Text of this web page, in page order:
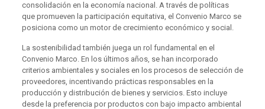
consolidación en la economía nacional. A través de políticas
que promueven la participación equitativa, el Convenio Marco se
posiciona como un motor de crecimiento económico y social.
La sostenibilidad también juega un rol fundamental en el
Convenio Marco. En los últimos años, se han incorporado
criterios ambientales y sociales en los procesos de selección de
proveedores, incentivando prácticas responsables en la
producción y distribución de bienes y servicios. Esto incluye
desde la preferencia por productos con bajo impacto ambiental